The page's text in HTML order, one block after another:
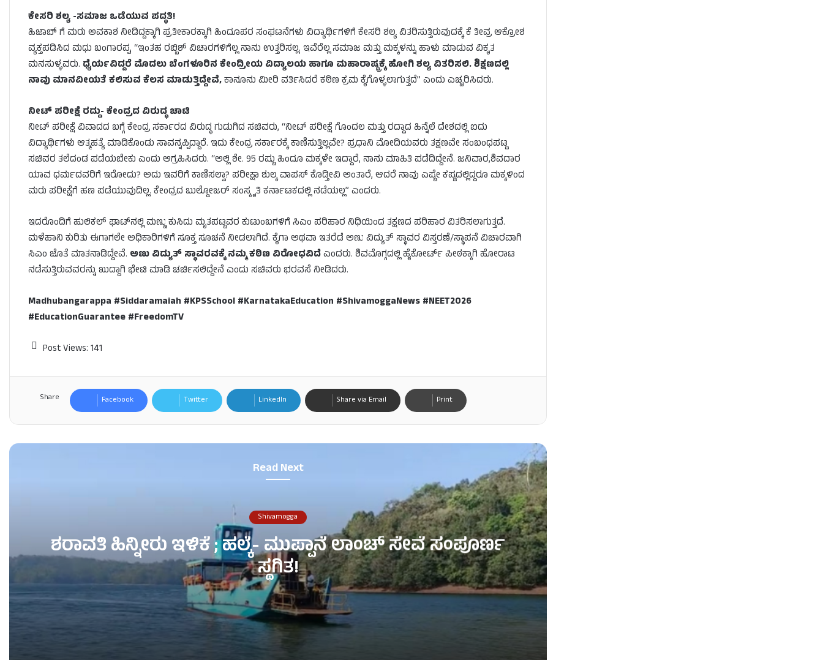
ಕೇಸರಿ ಶಲ್ಯ -ಸಮಾಜ ಒಡೆಯುವ ಪದ್ಧತಿ!
ಹಿಜಾಬ್ ಗೆ ಮರು ಅವಕಾಶ ನೀಡಿದ್ದಕ್ಕಾಗಿ ಪ್ರತೀಕಾರಕ್ಕಾಗಿ ಹಿಂದೂಪರ ಸಂಘಟನೆಗಳು ವಿದ್ಯಾರ್ಥಿಗಳಿಗೆ ಕೇಸರಿ ಶಲ್ಯ ವಿತರಿಸುತ್ತಿರುವುದಕ್ಕೆ ಕೆ ತೀವ್ರ ಆಕ್ರೋಶ
ವ್ಯಕ್ತಪಡಿಸಿದ ಮಧು ಬಂಗಾರಪ್ಪ, “ಇಂತಹ ರಬ್ಬಿಶ್ ವಿಚಾರಗಳಿಗೆಲ್ಲ ನಾನು ಉತ್ತರಿಸಲ್ಲ. ಇವೆರೆಲ್ಲ ಸಮಾಜ ಮತ್ತು ಮಕ್ಕಳನ್ನು ಹಾಳು ಮಾಡುವ ವಿಕೃತ
ಮನಸುಳ್ಳವರು. ಧೈರ್ಯವಿದ್ದರೆ ಮೊದಲು ಬೆಂಗಳೂರಿನ ಕೇಂದ್ರೀಯ ವಿದ್ಯಾಲಯ ಹಾಗೂ ಮಹಾರಾಷ್ಟ್ರಕ್ಕೆ ಹೋಗಿ ಶಲ್ಯ ವಿತರಿಸಲಿ. ಶಿಕ್ಷಣದಲ್ಲಿ
ನಾವು ಮಾನವೀಯತೆ ಕಲಿಸುವ ಕೆಲಸ ಮಾಡುತ್ತಿದ್ದೇವೆ,ಕಾನೂನು ಮೀರಿ ವರ್ತಿಸಿದರೆ ಕಠಿಣ ಕ್ರಮ ಕೈಗೊಳ್ಳಲಾಗುತ್ತದೆ” ಎಂದು ಎಚ್ಚರಿಸಿದರು.
ನೀಟ್ ಪರೀಕ್ಷೆ ರದ್ದು- ಕೇಂದ್ರದ ವಿರುದ್ಧ ಚಾಟಿ
ನೀಟ್ ಪರೀಕ್ಷೆ ವಿವಾದದ ಬಗ್ಗೆ ಕೇಂದ್ರ ಸರ್ಕಾರದ ವಿರುದ್ಧ ಗುಡುಗಿದ ಸಚಿವರು, “ನೀಟ್ ಪರೀಕ್ಷೆ ಗೊಂದಲ ಮತ್ತು ರದ್ದಾದ ಹಿನ್ನೆಲೆ ದೇಶದಲ್ಲಿ ಐದು
ವಿದ್ಯಾರ್ಥಿಗಳು ಆತ್ಮಹತ್ಯೆ ಮಾಡಿಕೊಂಡು ಸಾವನ್ನಪ್ಪಿದ್ದಾರೆ. ಇದು ಕೇಂದ್ರ ಸರ್ಕಾರಕ್ಕೆ ಕಾಣಿಸುತ್ತಿಲ್ಲವೇ? ಪ್ರಧಾನಿ ಮೋದಿಯವರು ತಕ್ಷಣವೇ ಸಂಬಂಧಪಟ್ಟ
ಸಚಿವರ ತಲೆದಂಡ ಪಡೆಯಬೇಕು ಎಂದು ಆಗ್ರಹಿಸಿದರು. “ಅಲ್ಲಿ ಶೇ. 95 ರಷ್ಟು ಹಿಂದೂ ಮಕ್ಕಳೇ ಇದ್ದಾರೆ, ನಾನು ಮಾಹಿತಿ ಪಡೆದಿದ್ದೇನೆ. ಜನಿವಾರ,ಶಿವದಾರ
ಯಾವ ಧರ್ಮದವರಿಗೆ ಇರೋದು? ಅದು ಇವರಿಗೆ ಕಾಣಿಸಲ್ವಾ? ಪರೀಕ್ಷಾ ಶುಲ್ಕ ವಾಪಸ್ ಕೊಡ್ತೀವಿ ಅಂತಾರೆ, ಆದರೆ ನಾವು ಎಷ್ಟೇ ಕಷ್ಟದಲ್ಲಿದ್ದರೂ ಮಕ್ಕಳಿಂದ
ಮರು ಪರೀಕ್ಷೆಗೆ ಹಣ ಪಡೆಯುವುದಿಲ್ಲ. ಕೇಂದ್ರದ ಬುಲ್ಡೋಜರ್ ಸಂಸ್ಕೃತಿ ಕರ್ನಾಟಕದಲ್ಲಿ ನಡೆಯಲ್ಲ” ಎಂದರು.
ಇದರೊಂದಿಗೆ ಹುಲಿಕಲ್ ಘಾಟ್‌ನಲ್ಲಿ ಮಣ್ಣು ಕುಸಿದು ಮೃತಪಟ್ಟವರ ಕುಟುಂಬಗಳಿಗೆ ಸಿಎಂ ಪರಿಹಾರ ನಿಧಿಯಿಂದ ತಕ್ಷಣದ ಪರಿಹಾರ ವಿತರಿಸಲಾಗುತ್ತದೆ.
ಮಳೆಹಾನಿ ಕುರಿತು ಈಗಾಗಲೇ ಅಧಿಕಾರಿಗಳಿಗೆ ಸೂಕ್ತ ಸೂಚನೆ ನೀಡಲಾಗಿದೆ. ಕೈಗಾ ಅಥವಾ ಇತರೆಡೆ ಅಣು ವಿದ್ಯುತ್ ಸ್ಥಾವರ ವಿಸ್ತರಣೆ/ಸ್ಥಾಪನೆ ವಿಚಾರವಾಗಿ
ಸಿಎಂ ಜೊತೆ ಮಾತನಾಡಿದ್ದೇವೆ. ಅಣು ವಿದ್ಯುತ್ ಸ್ಥಾವರವಕ್ಕೆ ನಮ್ಮ ಕಠಿಣ ವಿರೋಧವಿದೆಎಂದರು. ಶಿವಮೊಗ್ಗದಲ್ಲಿ ಹೈಕೋರ್ಟ್ ಪೀಠಕ್ಕಾಗಿ ಹೋರಾಟ
ನಡೆಸುತ್ತಿರುವವರನ್ನು ಖುದ್ದಾಗಿ ಭೇಟಿ ಮಾಡಿ ಚರ್ಚಿಸಲಿದ್ದೇನೆ ಎಂದು ಸಚಿವರು ಭರವಸೆ ನೀಡಿದರು.
Madhubangarappa #Siddaramaiah #KPSSchool #KarnatakaEducation #ShivamoggaNews #NEET2026
#EducationGuarantee #FreedomTV
Post Views: 141
Share Facebook Twitter LinkedIn Share via Email Print
Read Next
Shivamogga
ಶರಾವತಿ ಹಿನ್ನೀರು ಇಳಿಕೆ ; ಹಲ್ಕೆ- ಮುಪ್ಪಾನೆ ಲಾಂಚ್ ಸೇವೆ ಸಂಪೂರ್ಣ
ಸ್ಥಗಿತ!
ಶರಾವತಿ ಹಿನ್ನೀರು ಇಳಿಕೆ ; ಹಲ್ಕೆ- ಮುಪ್ಪಾನೆ ಲಾಂಚ್ ಸೇವೆ ಸಂಪೂರ್ಣ ಸ್ಥಗಿತ!